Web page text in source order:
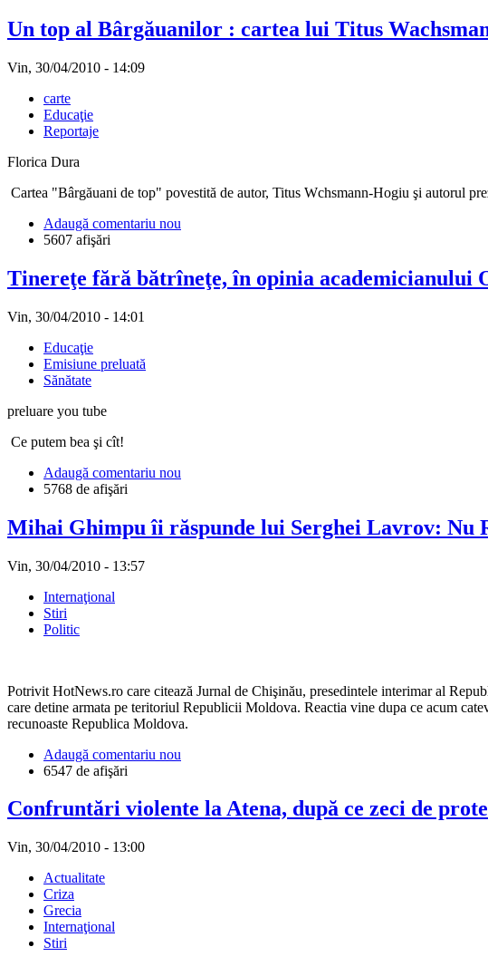
Un top al Bârgăuanilor : cartea lui Titus
Vin, 30/04/2010 - 14:09
carte
Educaţie
Reportaje
Florica Dura
Cartea "Bârgăuani de top" povestită de autor, Titus Wchsmann-Hogiu şi autorul
Adaugă comentariu nou
5607 afişări
Tinereţe fără bătrîneţe, în opinia academicianului
Vin, 30/04/2010 - 14:01
Educaţie
Emisiune preluată
Sănătate
preluare you tube
Ce putem bea şi cît!
Adaugă comentariu nou
5768 de afişări
Mihai Ghimpu îi răspunde lui Serghei Lavrov:
Vin, 30/04/2010 - 13:57
Internaţional
Stiri
Politic
Potrivit HotNews.ro care citează Jurnal de Chişinău, presedintele interimar al
care detine armata pe teritoriul Republicii Moldova. Reactia vine dupa ce acum
recunoaste Republica Moldova.
Adaugă comentariu nou
6547 de afişări
Confruntări violente la Atena, după ce zeci de
Vin, 30/04/2010 - 13:00
Actualitate
Criza
Grecia
Internaţional
Stiri